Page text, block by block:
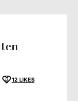
12 LIKES